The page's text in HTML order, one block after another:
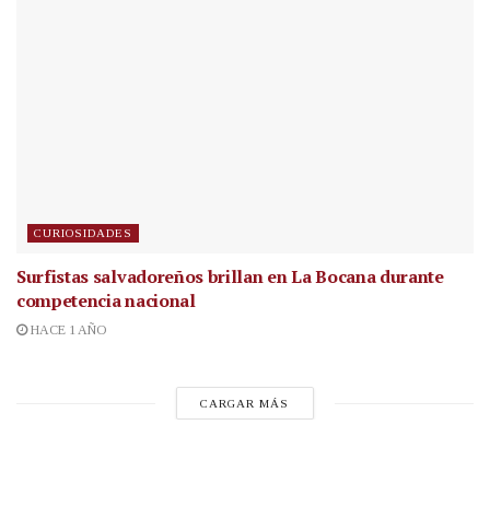
CURIOSIDADES
Surfistas salvadoreños brillan en La Bocana durante
competencia nacional
HACE 1 AÑO
CARGAR MÁS